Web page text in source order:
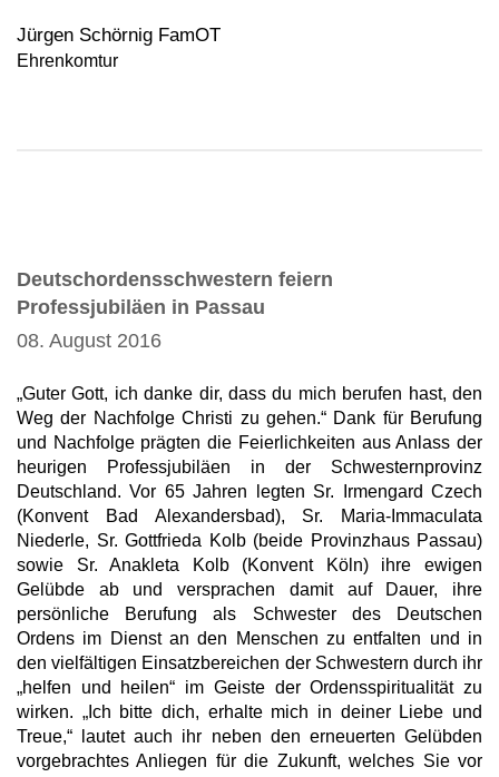
Jürgen Schörnig FamOT
Ehrenkomtur
Deutschordensschwestern feiern
Professjubiläen in Passau
08. August 2016
„Guter Gott, ich danke dir, dass du mich berufen hast, den
Weg der Nachfolge Christi zu gehen.“ Dank für Berufung
und Nachfolge prägten die Feierlichkeiten aus Anlass der
heurigen Professjubiläen in der Schwesternprovinz
Deutschland. Vor 65 Jahren legten Sr. Irmengard Czech
(Konvent Bad Alexandersbad), Sr. Maria-Immaculata
Niederle, Sr. Gottfrieda Kolb (beide Provinzhaus Passau)
sowie Sr. Anakleta Kolb (Konvent Köln) ihre ewigen
Gelübde ab und versprachen damit auf Dauer, ihre
persönliche Berufung als Schwester des Deutschen
Ordens im Dienst an den Menschen zu entfalten und in
den vielfältigen Einsatzbereichen der Schwestern durch ihr
„helfen und heilen“ im Geiste der Ordensspiritualität zu
wirken. „Ich bitte dich, erhalte mich in deiner Liebe und
Treue,“ lautet auch ihr neben den erneuerten Gelübden
vorgebrachtes Anliegen für die Zukunft, welches Sie vor